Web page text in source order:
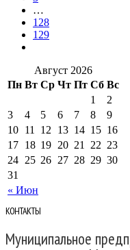
…
128
129
Август 2026
Пн Вт Ср Чт Пт Сб Вс
« Июн
1
2
3
4 5 6 7 8
9
10 11 12 13 14 15 16
17 18 19 20 21 22 23
24 25 26 27 28 29 30
31
КОНТАКТЫ
Муниципальное